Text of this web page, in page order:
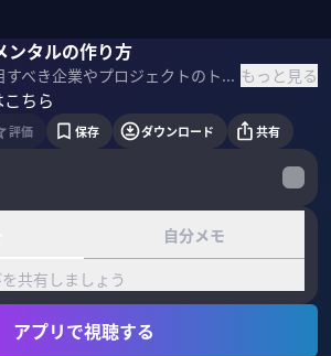
ンタルの作り方
注目すべき企業やプロジェクトのトップランナーを招き、 キーワードをもとに掘り下げていく番組「＆ questions」。 YouTubeクリエイター吉田ちか氏と龍谷大学心理学部教授 水口 政人氏に 「ChatGPTを超える 人類のメンタルの整え方」をテーマに話を聞きました。 【Sponsored】 ＜ゲスト＞ 吉田ちか｜YouTubeクリエイター 小学校1年生の時に、父親の仕事の関係でアメリカ・シアトルに渡米。 以後、16年間をアメリカで過ごす。 ワシントン大学・ビジネススクールを卒業後帰国。 大手コンサル会社に就職し、2011年よりYouTubeで英会話動画を投稿し、 現在の『バイリンガール英会話』を始める。 2013年コンサル会社を退職し、動画クリエイター一本で活動中。 水口政人｜龍谷大学心理学部教授 商社でメキシコ駐在を経験し、帰国後 MBA とプロコーチ資格を取得。 コンサルティング会社を経て、独立。 2023年4月より龍谷大学心理学部心理学科教授に就任。 ＜目次＞ もっと見る
ちら
評価 保存 ダウンロード 共有
自分メモ
共有しましょう
アプリで視聴する